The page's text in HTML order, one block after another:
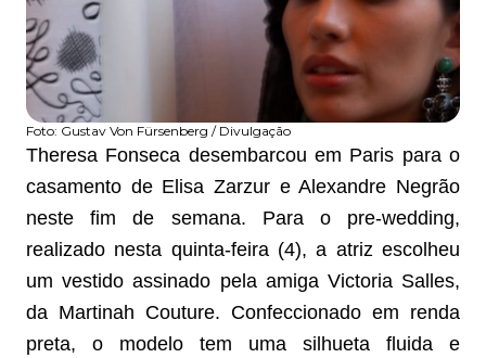
Foto: Gustav Von Fürsenberg / Divulgação
Theresa Fonseca desembarcou em Paris para o
casamento de Elisa Zarzur e Alexandre Negrão
neste fim de semana. Para o pre-wedding,
realizado nesta quinta-feira (4), a atriz escolheu
um vestido assinado pela amiga Victoria Salles,
da Martinah Couture. Confeccionado em renda
preta, o modelo tem uma silhueta fluida e